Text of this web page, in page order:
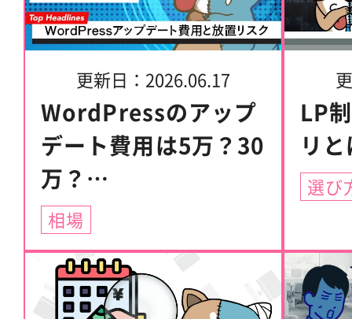
更新日： 2026.06.17
WordPressのアップ
デート費用は5万？30
万？
放置リスクと金額が
変わる要因
相場
LP
リ
選び